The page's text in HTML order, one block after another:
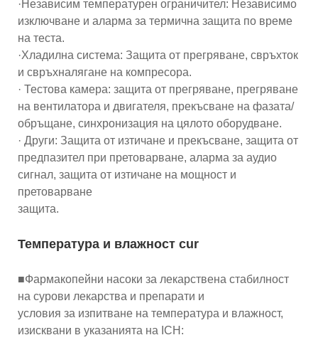
·Независим температурен ограничител: Независимо
изключване и аларма за термична защита по време
на теста.
·Хладилна система: Защита от прегряване, свръхток
и свръхналягане на компресора.
· Тестова камера: защита от прегряване, прегряване
на вентилатора и двигателя, прекъсване на фазата/
обръщане, синхронизация на цялото оборудване.
· Други: Защита от изтичане и прекъсване, защита от
предпазител при претоварване, аларма за аудио
сигнал, защита от изтичане на мощност и
претоварване
защита.
Температура и влажност cur
■Фармакопейни насоки за лекарствена стабилност
на сурови лекарства и препарати и
условия за изпитване на температура и влажност,
изисквани в указанията на ICH: